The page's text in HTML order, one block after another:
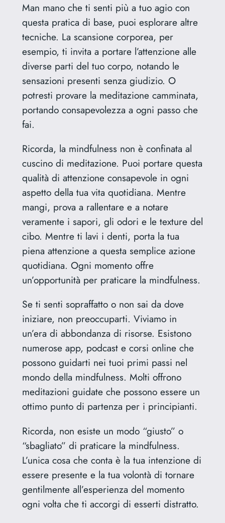
Man mano che ti senti più a tuo agio con
questa pratica di base, puoi esplorare altre
tecniche. La scansione corporea, per
esempio, ti invita a portare l’attenzione alle
diverse parti del tuo corpo, notando le
sensazioni presenti senza giudizio. O
potresti provare la meditazione camminata,
portando consapevolezza a ogni passo che
fai.
Ricorda, la mindfulness non è confinata al
cuscino di meditazione. Puoi portare questa
qualità di attenzione consapevole in ogni
aspetto della tua vita quotidiana. Mentre
mangi, prova a rallentare e a notare
veramente i sapori, gli odori e le texture del
cibo. Mentre ti lavi i denti, porta la tua
piena attenzione a questa semplice azione
quotidiana. Ogni momento offre
un’opportunità per praticare la mindfulness.
Se ti senti sopraffatto o non sai da dove
iniziare, non preoccuparti. Viviamo in
un’era di abbondanza di risorse. Esistono
numerose app, podcast e corsi online che
possono guidarti nei tuoi primi passi nel
mondo della mindfulness. Molti offrono
meditazioni guidate che possono essere un
ottimo punto di partenza per i principianti.
Ricorda, non esiste un modo “giusto” o
“sbagliato” di praticare la mindfulness.
L’unica cosa che conta è la tua intenzione di
essere presente e la tua volontà di tornare
gentilmente all’esperienza del momento
ogni volta che ti accorgi di esserti distratto.